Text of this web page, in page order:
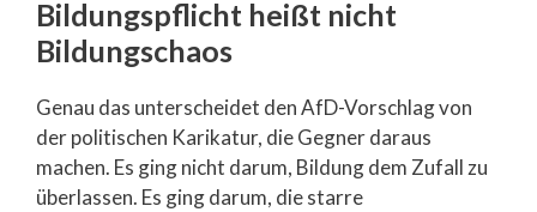
Bildungspflicht heißt nicht
Bildungschaos
Genau das unterscheidet den AfD-Vorschlag von
der politischen Karikatur, die Gegner daraus
machen. Es ging nicht darum, Bildung dem Zufall zu
überlassen. Es ging darum, die starre